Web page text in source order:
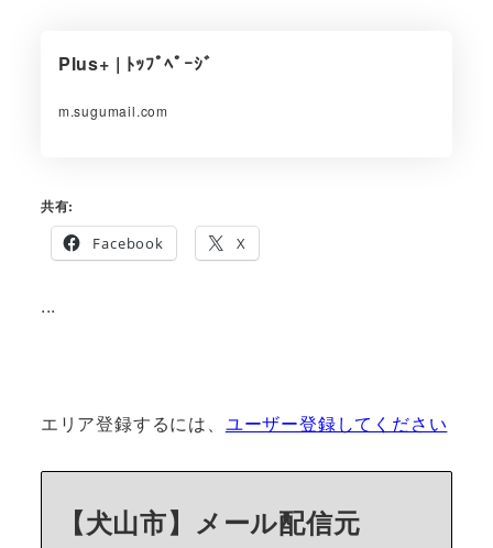
Plus+ | ﾄｯﾌﾟﾍﾟｰｼﾞ
m.sugumail.com
共有:
Facebook
X
...
エリア登録するには、 ユーザー登録してください
【犬山市】メール配信元